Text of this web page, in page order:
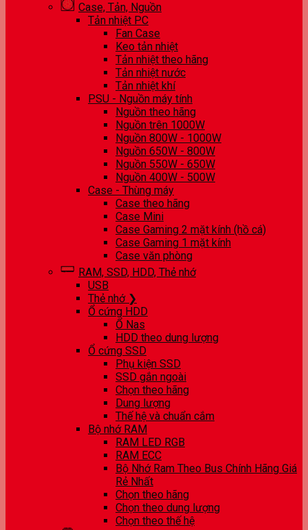
Case, Tản, Nguồn
Tản nhiệt PC
Fan Case
Keo tản nhiệt
Tản nhiệt theo hãng
Tản nhiệt nước
Tản nhiệt khí
PSU - Nguồn máy tính
Nguồn theo hãng
Nguồn trên 1000W
Nguồn 800W - 1000W
Nguồn 650W - 800W
Nguồn 550W - 650W
Nguồn 400W - 500W
Case - Thùng máy
Case theo hãng
Case Mini
Case Gaming 2 mặt kính (hồ cá)
Case Gaming 1 mặt kính
Case văn phòng
RAM, SSD, HDD, Thẻ nhớ
USB
Thẻ nhớ ❯
Ổ cứng HDD
Ổ Nas
HDD theo dung lượng
Ổ cứng SSD
Phụ kiện SSD
SSD gắn ngoài
Chọn theo hãng
Dung lượng
Thế hệ và chuẩn cắm
Bộ nhớ RAM
RAM LED RGB
RAM ECC
Bộ Nhớ Ram Theo Bus Chính Hãng Giá
Rẻ Nhất
Chọn theo hãng
Chọn theo dung lượng
Chọn theo thế hệ